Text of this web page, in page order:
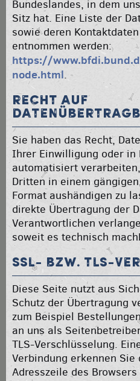
Bundeslandes, in dem
Sitz hat. Eine Liste der
sowie deren
entnommen werden:
https://
node.html.
Recht auf
Sie haben das Recht,
Ihrer Einwilligung oder in
automatisiert
Dritten in einem
Format aushändigen zu
direkte Übertragung der
Verantwortlichen
soweit es technisch
SSL- bzw. TLS-
Diese Seite nutzt aus
Schutz der Übertragung
zum Beispiel
an uns als
TLS-Verschlüsselung.
Verbindung erkennen Sie
Adresszeile des